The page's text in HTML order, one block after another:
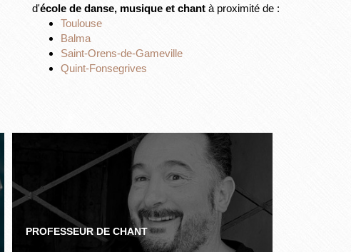
d'école de danse, musique et chant à proximité de :
Toulouse
Balma
Saint-Orens-de-Gameville
Quint-Fonsegrives
PROFESSEUR DE CHANT